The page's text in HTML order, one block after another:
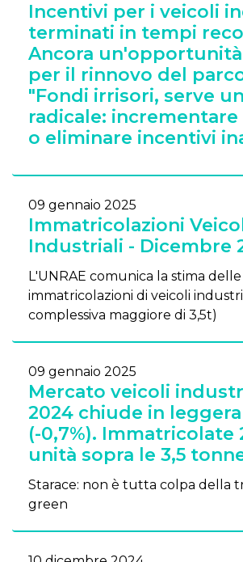
Incentivi per i veicoli
terminati in tempi
Ancora
per il rinnovo del
"Fondi irrisori, serve
radicale: incrementare
o eliminare incentivi
09 gennaio 2025
Immatricolazioni
Industriali - Dicembre
L'UNRAE comunica la stima delle
immatricolazioni di veicoli
complessiva maggiore di 3,5t)
09 gennaio 2025
Mercato veicoli
2024 chiude in
(-0,7%). Immatricolate
unità sopra le 3,5
Starace: non è tutta colpa della
green